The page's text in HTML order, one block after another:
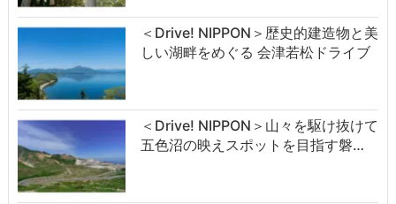
＜Drive! NIPPON＞歴史的建造物と美
しい湖畔をめぐる 会津若松ドライブ
＜Drive! NIPPON＞山々を駆け抜けて
五色沼の映えスポットを目指す磐…